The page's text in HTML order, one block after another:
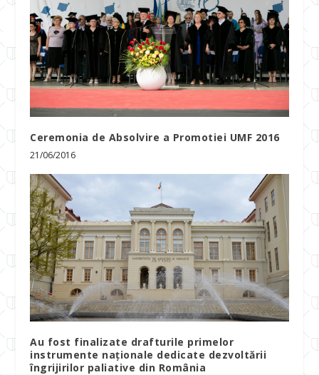
Ceremonia de Absolvire a Promotiei UMF 2016
21/06/2016
Au fost finalizate drafturile primelor
instrumente naționale dedicate dezvoltării
îngrijirilor paliative din România